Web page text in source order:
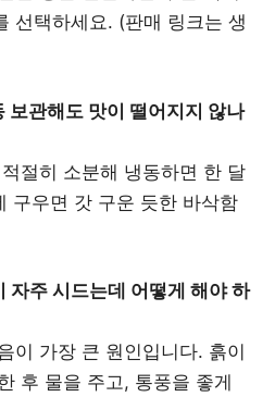
선택하세요. (판매 링크는 생
보관해도 맛이 떨어지지 않나
절히 소분해 냉동하면 한 달
구우면 갓 구운 듯한 바삭함
자주 시드는데 어떻게 해야 하
이 가장 큰 원인입니다. 흙이
후 물을 주고, 통풍을 좋게